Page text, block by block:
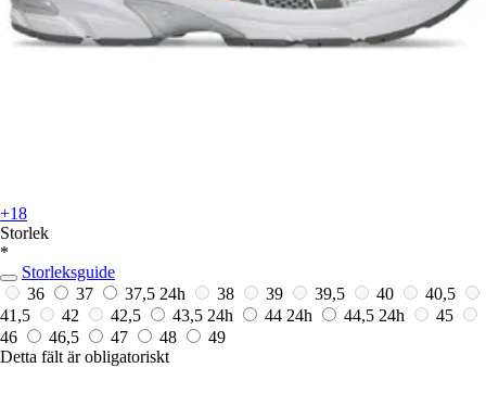
+18
Storlek
*
Storleksguide
36
37 37,5 24h 38 39 39,5 40
40,5
41,5
42 42,5 43,5 24h 44 24h 44,5 24h
45
46
46,5 47 48
49
Detta fält är obligatoriskt